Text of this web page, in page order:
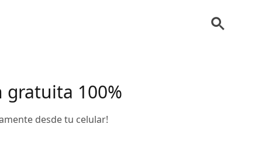
gratuita 100%
desde tu celular!